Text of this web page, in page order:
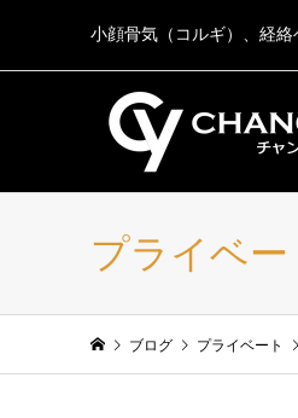
小顔骨気（コルギ）、経絡
プライベー
ブログ プライベート